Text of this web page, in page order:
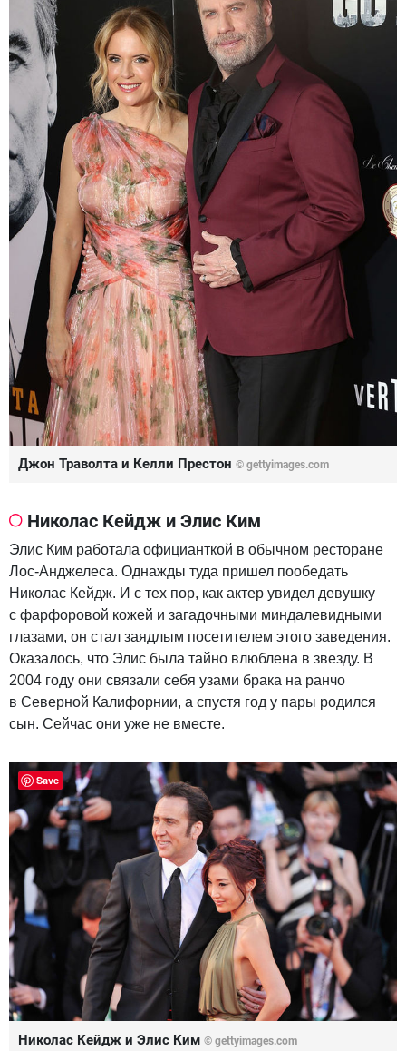
Джон Траволта и Келли Престон © gettyimages.com
Николас Кейдж и Элис Ким
Элис Ким работала официанткой в обычном ресторане
Лос-Анджелеса. Однажды туда пришел пообедать
Николас Кейдж. И с тех пор, как актер увидел девушку
с фарфоровой кожей и загадочными миндалевидными
глазами, он стал заядлым посетителем этого заведения.
Оказалось, что Элис была тайно влюблена в звезду. В
2004 году они связали себя узами брака на ранчо
в Северной Калифорнии, а спустя год у пары родился
сын. Сейчас они уже не вместе.
Николас Кейдж и Элис Ким © gettyimages.com
Save